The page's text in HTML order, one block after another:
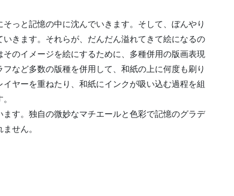
っと記憶の中に沈んでいきます。そして、ぼんやり
きます。それらが、だんだん溢れてきて絵になるの
のイメージを絵にするために、多種併用の版画表現
など多数の版種を併用して、和紙の上に何度も刷り
ヤーを重ねたり、和紙にインクが吸い込む過程を組
す。独自の微妙なマチエールと色彩で記憶のグラデ
せん。